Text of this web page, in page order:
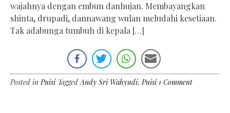
wajahnya dengan embun danhujan. Membayangkan
shinta, drupadi, dannawang wulan meludahi kesetiaan.
Tak adabunga tumbuh di kepala […]
Posted inPuisi TaggedAndy Sri Wahyudi,Puisi 1 Comment